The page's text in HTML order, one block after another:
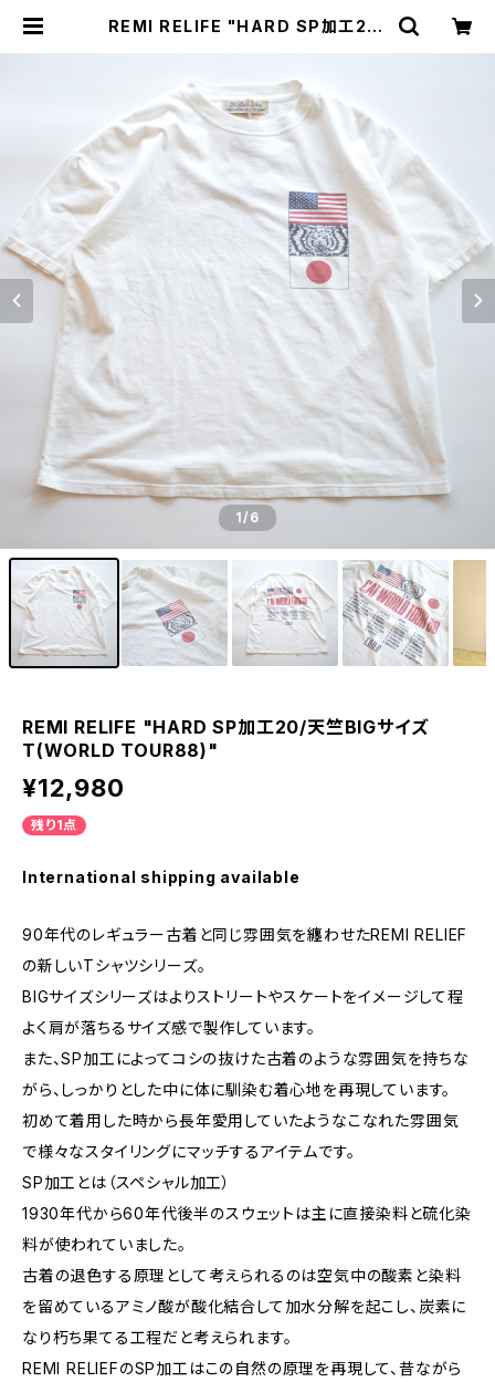
REMI RELIFE "HARD SP加工20/
1/6
REMI RELIFE "HARD SP加工20/天竺BIGサイズ
T(WORLD TOUR88)"
¥12,980
残り1点
International shipping available
90年代のレギュラー古着と同じ雰囲気を纏わせたREMI RELIEF
の新しいTシャツシリーズ。
BIGサイズシリーズはよりストリートやスケートをイメージして程
よく肩が落ちるサイズ感で製作しています。
また、SP加工によってコシの抜けた古着のような雰囲気を持ちな
がら、しっかりとした中に体に馴染む着心地を再現しています。
初めて着用した時から長年愛用していたようなこなれた雰囲気
で様々なスタイリングにマッチするアイテムです。
SP加工とは（スペシャル加工）
1930年代から60年代後半のスウェットは主に直接染料と硫化染
料が使われていました。
古着の退色する原理として考えられるのは空気中の酸素と染料
を留めているアミノ酸が酸化結合して加水分解を起こし、炭素に
なり朽ち果てる工程だと考えられます。
REMI RELIEFのSP加工はこの自然の原理を再現して、昔ながら